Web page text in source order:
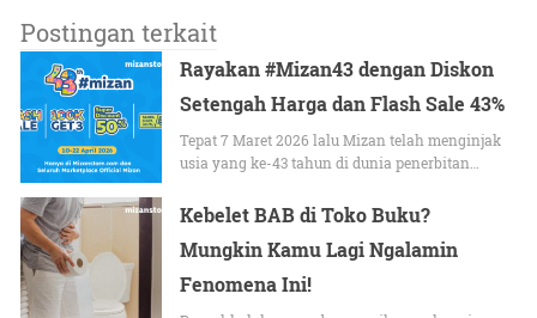
Postingan terkait
Rayakan #Mizan43 dengan Diskon
Setengah Harga dan Flash Sale 43%
Tepat 7 Maret 2026 lalu Mizan telah menginjak
usia yang ke-43 tahun di dunia penerbitan…
Kebelet BAB di Toko Buku?
Mungkin Kamu Lagi Ngalamin
Fenomena Ini!